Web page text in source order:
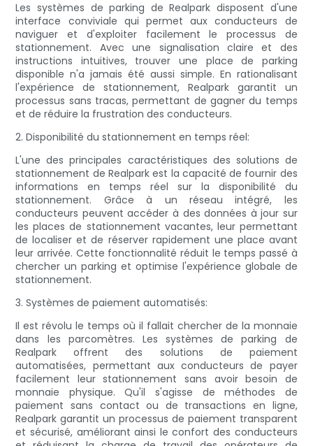
Les systèmes de parking de Realpark disposent d'une
interface conviviale qui permet aux conducteurs de
naviguer et d'exploiter facilement le processus de
stationnement. Avec une signalisation claire et des
instructions intuitives, trouver une place de parking
disponible n'a jamais été aussi simple. En rationalisant
l'expérience de stationnement, Realpark garantit un
processus sans tracas, permettant de gagner du temps
et de réduire la frustration des conducteurs.
2. Disponibilité du stationnement en temps réel:
L'une des principales caractéristiques des solutions de
stationnement de Realpark est la capacité de fournir des
informations en temps réel sur la disponibilité du
stationnement. Grâce à un réseau intégré, les
conducteurs peuvent accéder à des données à jour sur
les places de stationnement vacantes, leur permettant
de localiser et de réserver rapidement une place avant
leur arrivée. Cette fonctionnalité réduit le temps passé à
chercher un parking et optimise l'expérience globale de
stationnement.
3. Systèmes de paiement automatisés:
Il est révolu le temps où il fallait chercher de la monnaie
dans les parcomètres. Les systèmes de parking de
Realpark offrent des solutions de paiement
automatisées, permettant aux conducteurs de payer
facilement leur stationnement sans avoir besoin de
monnaie physique. Qu'il s'agisse de méthodes de
paiement sans contact ou de transactions en ligne,
Realpark garantit un processus de paiement transparent
et sécurisé, améliorant ainsi le confort des conducteurs